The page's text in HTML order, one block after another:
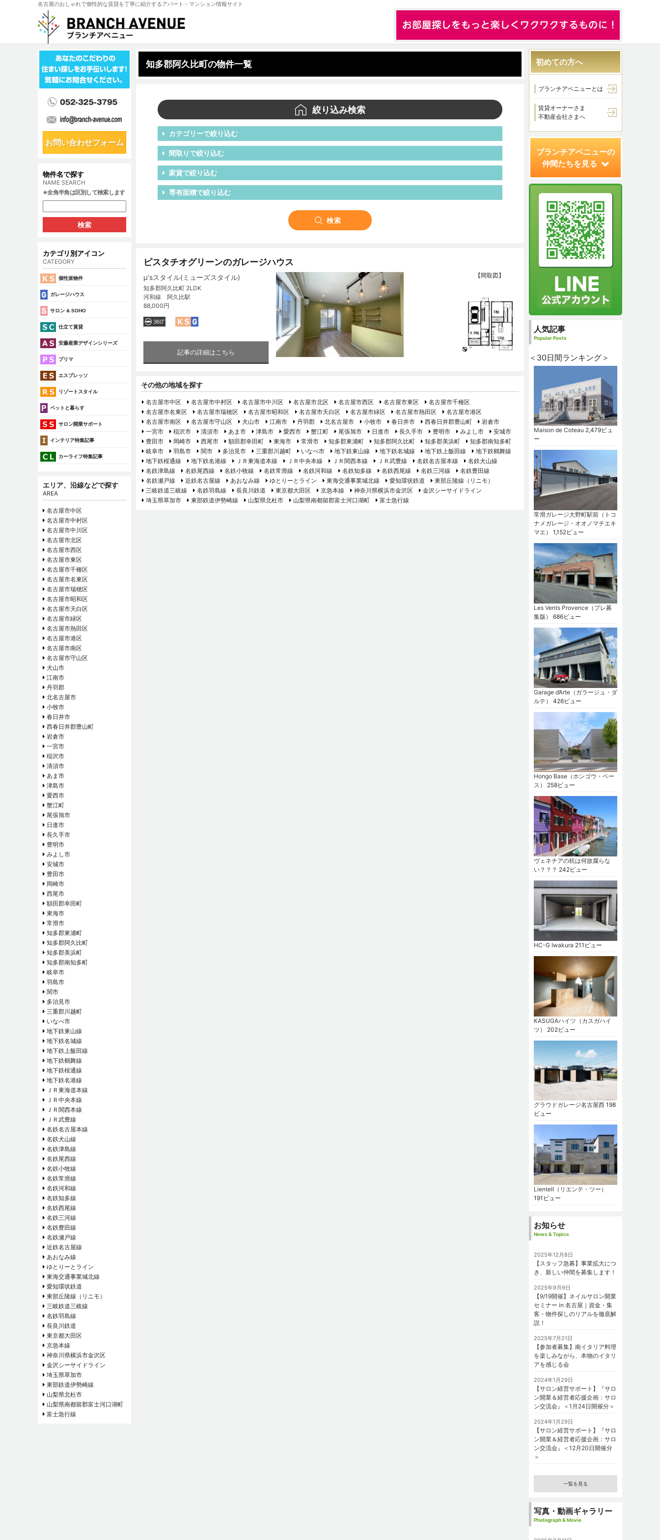
名古屋のおしゃれで個性的な賃貸を丁寧に紹介するアパート・マンション情報サイト
知多郡阿久比町の物件一覧
絞り込み検索
カテゴリーで絞り込む
間取りで絞り込む
家賃で絞り込む
専有面積で絞り込む
ピスタチオグリーンのガレージハウス
μ’sスタイル(ミューズスタイル)
知多郡阿久比町 2LDK
河和線 阿久比駅
88,000円
【間取図】
記事の詳細はこちら
その他の地域を探す
名古屋市中区 名古屋市中村区 名古屋市中川区 名古屋市北区 名古屋市西区 名古屋市東区
名古屋市千種区
名古屋市名東区
名古屋市瑞穂区 名古屋市昭和区 名古屋市天白区 名古屋市緑区 名古屋市熱田区
名古屋市港区
名古屋市南区
名古屋市守山区 犬山市 江南市 丹羽郡 北名古屋市 小牧市 春日井市 西春日井郡豊山町
岩倉市
一宮市
稲沢市 清須市 あま市 津島市 愛西市 蟹江町 尾張旭市 日進市 長久手市 豊明市 みよし市
安城市
豊田市
岡崎市 西尾市 額田郡幸田町 東海市 常滑市 知多郡東浦町 知多郡阿久比町 知多郡美浜町
知多郡南知多町
岐阜市
羽島市 関市 多治見市 三重郡川越町 いなべ市 地下鉄東山線 地下鉄名城線 地下鉄上飯田線
地下鉄鶴舞線
地下鉄桜通線
地下鉄名港線 ＪＲ東海道本線 ＪＲ中央本線 ＪＲ関西本線 ＪＲ武豊線 名鉄名古屋本線
名鉄犬山線
名鉄津島線
名鉄尾西線 名鉄小牧線 名鉄常滑線 名鉄河和線 名鉄知多線 名鉄西尾線 名鉄三河線
名鉄豊田線
名鉄瀬戸線
近鉄名古屋線 あおなみ線 ゆとりーとライン 東海交通事業城北線 愛知環状鉄道
東部丘陵線（リニモ）
三岐鉄道三岐線
名鉄羽島線 長良川鉄道 東京都大田区 京急本線 神奈川県横浜市金沢区
金沢シーサイドライン
埼玉県草加市
東部鉄道伊勢崎線 山梨県北杜市 山梨県南都留郡富士河口湖町 富士急行線
お問い合わせフォーム
物件名で探す
NAME SEARCH
※全角半角は区別して検索します
カテゴリ別アイコン
CATEGORY
個性派物件
ガレージハウス
サロン & SOHO
仕立て賃貸
安藤産業デザインシリーズ
プリマ
エスプレッソ
リゾートスタイル
ペットと暮らす
サロン開業サポート
インテリア特集記事
カーライフ特集記事
エリア、沿線などで探す
AREA
名古屋市中区
名古屋市中村区
名古屋市中川区
名古屋市北区
名古屋市西区
名古屋市東区
名古屋市千種区
名古屋市名東区
名古屋市瑞穂区
名古屋市昭和区
名古屋市天白区
名古屋市緑区
名古屋市熱田区
名古屋市港区
名古屋市南区
名古屋市守山区
犬山市
江南市
丹羽郡
北名古屋市
小牧市
春日井市
西春日井郡豊山町
岩倉市
一宮市
稲沢市
清須市
あま市
津島市
愛西市
蟹江町
尾張旭市
日進市
長久手市
豊明市
みよし市
安城市
豊田市
岡崎市
西尾市
額田郡幸田町
東海市
常滑市
知多郡東浦町
知多郡阿久比町
知多郡美浜町
知多郡南知多町
岐阜市
羽島市
関市
多治見市
三重郡川越町
いなべ市
地下鉄東山線
地下鉄名城線
地下鉄上飯田線
地下鉄鶴舞線
地下鉄桜通線
地下鉄名港線
ＪＲ東海道本線
ＪＲ中央本線
ＪＲ関西本線
ＪＲ武豊線
名鉄名古屋本線
名鉄犬山線
名鉄津島線
名鉄尾西線
名鉄小牧線
名鉄常滑線
名鉄河和線
名鉄知多線
名鉄西尾線
名鉄三河線
名鉄豊田線
名鉄瀬戸線
近鉄名古屋線
あおなみ線
ゆとりーとライン
東海交通事業城北線
愛知環状鉄道
東部丘陵線（リニモ）
三岐鉄道三岐線
名鉄羽島線
長良川鉄道
東京都大田区
京急本線
神奈川県横浜市金沢区
金沢シーサイドライン
埼玉県草加市
東部鉄道伊勢崎線
山梨県北杜市
山梨県南都留郡富士河口湖町
富士急行線
初めての方へ
ブランチアベニューとは
賃貸オーナーさま
不動産会社さまへ
ブランチアベニューの
仲間たちを見る
人気記事
Popular Posts
＜30日間ランキング＞
Maison de Coteau 2,479ビュ
ー
常滑ガレージ大野町駅前（トコ
ナメガレージ・オオノマチエキ
マエ）
1,152ビュー
Les Vents Provence（プレ募
集版）
686ビュー
Garage d’Arte（ガラージュ・ダ
ルテ）
426ビュー
Hongo Base（ホンゴウ・ベー
ス）
258ビュー
ヴェネチアの杭は何故腐らな
い？？？ 242ビュー
HC-G Iwakura 211ビュー
KASUGAハイツ（カスガハイ
ツ）
202ビュー
グラウドガレージ名古屋西 198
ビュー
LienteⅡ（リエンテ・ツー）
191ビュー
お知らせ
News & Topics
2025年12月8日
【スタッフ急募】事業拡大につ
き、新しい仲間を募集します！
2025年9月9日
【9/19開催】ネイルサロン開業
セミナー in 名古屋｜資金・集
客・物件探しのリアルを徹底解
説！
2025年7月21日
【参加者募集】南イタリア料理
を楽しみながら、本物のイタリ
アを感じる会
2024年1月29日
【サロン経営サポート】『サロ
ン開業＆経営者応援企画：サロ
ン交流会』＜1月24日開催分＞
2024年1月29日
【サロン経営サポート】『サロ
ン開業＆経営者応援企画：サロ
ン交流会』＜12月20日開催分
＞
一覧を見る
写真・動画ギャラリー
Photograph & Movie